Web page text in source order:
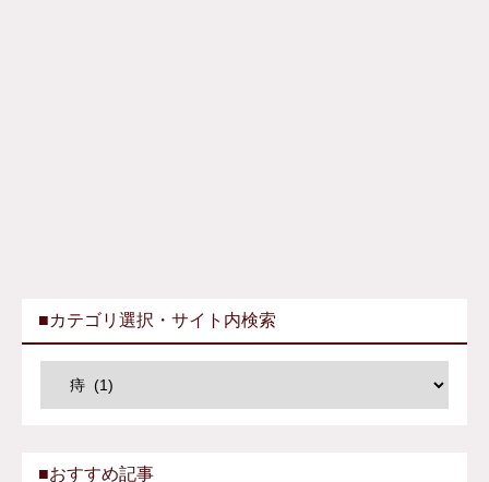
■カテゴリ選択・サイト内検索
■おすすめ記事